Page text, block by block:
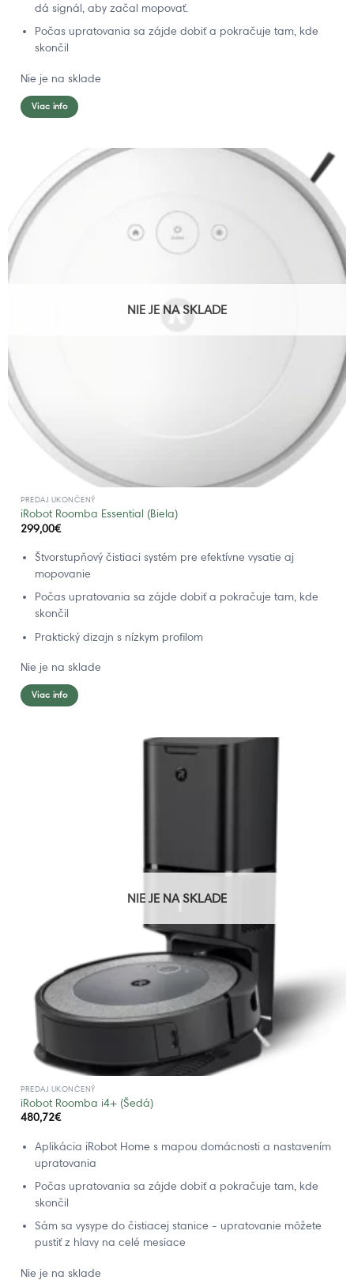
dá signál, aby začal mopovať.
Počas upratovania sa zájde dobiť a pokračuje tam, kde
skončil
Nie je na sklade
Viac info
NIE JE NA SKLADE
PREDAJ UKONČENÝ
iRobot Roomba Essential (Biela)
299,00€
Štvorstupňový čistiaci systém pre efektívne vysatie aj
mopovanie
Počas upratovania sa zájde dobiť a pokračuje tam, kde
skončil
Praktický dizajn s nízkym profilom
Nie je na sklade
Viac info
NIE JE NA SKLADE
PREDAJ UKONČENÝ
iRobot Roomba i4+ (Šedá)
480,72€
Aplikácia iRobot Home s mapou domácnosti a nastavením
upratovania
Počas upratovania sa zájde dobiť a pokračuje tam, kde
skončil
Sám sa vysype do čistiacej stanice - upratovanie môžete
pustiť z hlavy na celé mesiace
Nie je na sklade